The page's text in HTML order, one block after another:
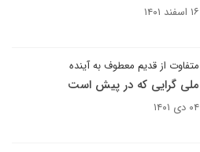
۱۶ اسفند ۱۴۰۱
متفاوت از قدیم معطوف به آینده
ملی گرایی که در پیش است
۰۴ دی ۱۴۰۱